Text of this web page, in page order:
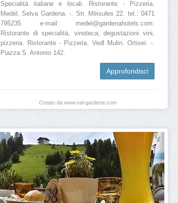
Specialità italiane e locali. Ristorante - Pizzeria.
Medél. Selva Gardena. -. Str. Mëisules 22. tel.: 0471
795235. e-mail: medel@gardenahotels.com.
Ristorante di specialità, vinoteca, degustazioni vini,
pizzeria. Ristorante - Pizzeria. Vedl Mulin. Ortisei. -.
Piazza S. Antonio 142.
Approfondisci
Creato da www.val-gardena.com